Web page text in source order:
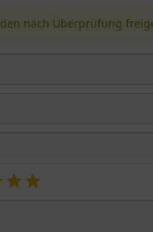
nach Überprüfung